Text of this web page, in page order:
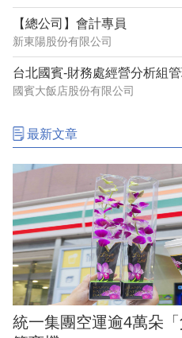
【總公司】會計專員
新東陽股份有限公司
台北國賓-財務處經營分析組
國賓大飯店股份有限公司
最新文章
統一集團空運逾4萬朵